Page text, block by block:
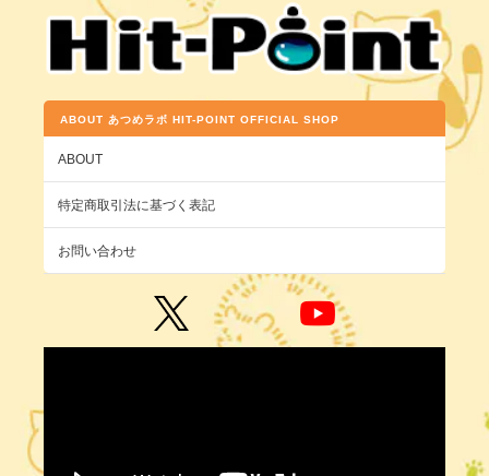
ABOUT あつめラボ HIT-POINT OFFICIAL SHOP
ABOUT
特定商取引法に基づく表記
お問い合わせ